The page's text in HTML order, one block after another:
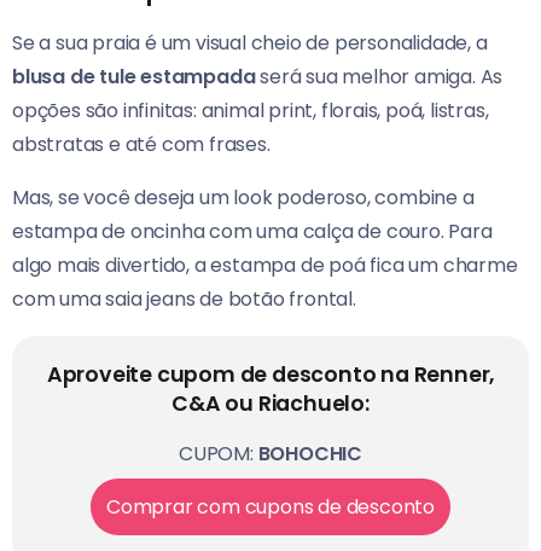
Se a sua praia é um visual cheio de personalidade, a
blusa de tule estampadaserá sua melhor amiga. As
opções são infinitas: animal print, florais, poá, listras,
abstratas e até com frases.
Mas, se você deseja um look poderoso, combine a
estampa de oncinha com uma calça de couro. Para
algo mais divertido, a estampa de poá fica um charme
com uma saia jeans de botão frontal.
Aproveite cupom de desconto na Renner,
C&A ou Riachuelo:
CUPOM: BOHOCHIC
Comprar com cupons de desconto